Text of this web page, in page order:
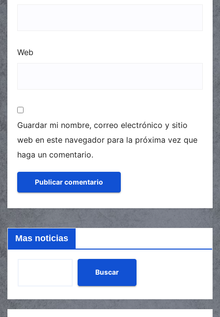
Web
Guardar mi nombre, correo electrónico y sitio
web en este navegador para la próxima vez que
haga un comentario.
Mas noticias
Buscar